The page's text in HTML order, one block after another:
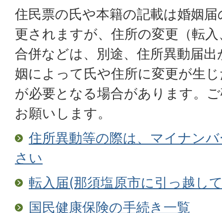
住民票の氏や本籍の記載は婚姻
更されますが、住所の変更（転
合併などは、別途、住所異動届
姻によって氏や住所に変更が生
が必要となる場合があります。
お願いします。
住所異動等の際は、マイナン
さい
転入届(那須塩原市に引っ越し
国民健康保険の手続き一覧